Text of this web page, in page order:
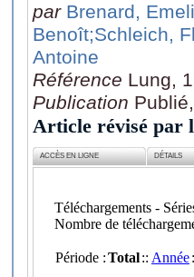
par Brenard,
Benoît;Schleich,
Antoine
Référence Lung,
Publication
Article révisé par
ACCÈS EN LIGNE DÉTAILS